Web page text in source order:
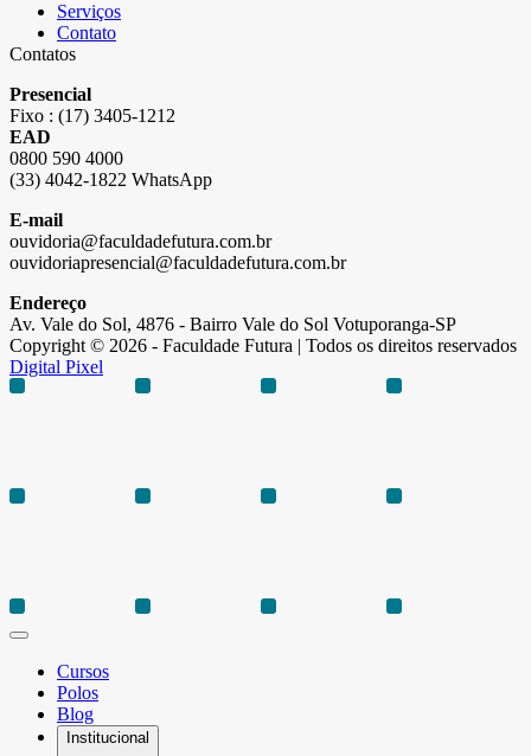
Serviços
Contato
Contatos
Presencial
Fixo : (17) 3405-1212
EAD
0800 590 4000
(33) 4042-1822 WhatsApp
E-mail
ouvidoria@faculdadefutura.com.br
ouvidoriapresencial@faculdadefutura.com.br
Endereço
Av. Vale do Sol, 4876 - Bairro Vale do Sol Votuporanga-SP
Copyright © 2026 - Faculdade Futura | Todos os direitos reservados
Digital Pixel
Cursos
Polos
Blog
Institucional